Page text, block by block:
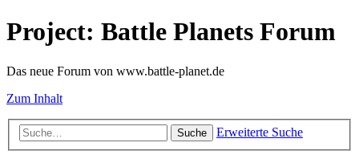
Project: Battle Planets Forum
Das neue Forum von www.battle-planet.de
Zum Inhalt
Suche Erweiterte Suche